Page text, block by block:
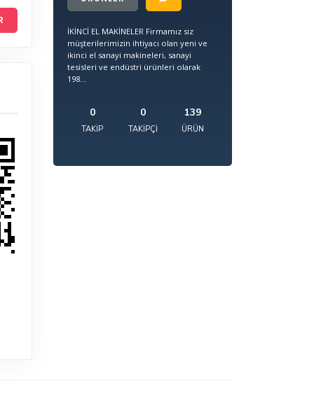
İKİNCİ EL MAKİNELER Firmamız siz
müşterilerimizin ihtiyacı olan yeni ve
ikinci el sanayi makineleri, sanayi
tesisleri ve endüstri ürünleri olarak
198...
0
TAKIP
0
TAKIPÇI
139
ÜRÜN